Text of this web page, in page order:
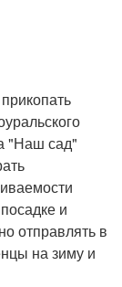
"Наш сад"
и
отправлять в
на зиму и